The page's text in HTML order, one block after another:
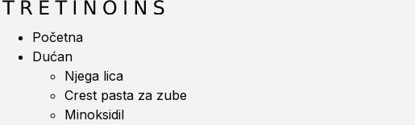
Početna
Dućan
Njega lica
Crest pasta za zube
Minoksidil